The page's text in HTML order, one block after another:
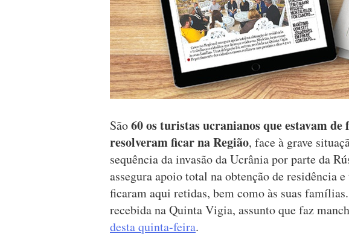
São60 os turistas ucranianos que estavam
resolveram ficar na Região, face à grave
sequência da invasão da Ucrânia por parte da
assegura apoio total na obtenção de residência
ficaram aqui retidas, bem como às suas
recebida na Quinta Vigia, assunto que faz
desta quinta-feira.